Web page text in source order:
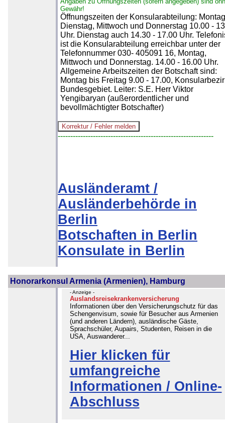
Gewähr!
Öffnungszeiten der Konsularabteilung:
Dienstag, Mittwoch und Donnerstag 10.00 -
Uhr. Dienstag auch 14.30 - 17.00 Uhr.
ist die Konsularabteilung erreichbar unter der
Telefonnummer 030- 405091 16, Montag,
Mittwoch und Donnerstag. 14.00 - 16.00 Uhr.
Allgemeine Arbeitszeiten der Botschaft sind:
Montag bis Freitag 9.00 - 17.00,
Bundesgebiet. Leiter: S.E. Herr Viktor
Yengibaryan (außerordentlicher und
bevollmächtigter Botschafter)
--------------------------------------------------------------
Ausländeramt /
Ausländerbehörde in
Berlin
Botschaften in Berlin
Konsulate in Berlin
Honorarkonsul Armenia (Armenien), Hamburg
- Anzeige -
Auslandsreisekrankenversicherung
Informationen über den Versicherungschutz für das
Schengenvisum, sowie für Besucher aus Armenien
(und anderen Ländern), ausländische Gäste,
Sprachschüler, Aupairs, Studenten, Reisen in die
USA, Auswanderer...
Hier klicken für
umfangreiche
Informationen / Online-
Abschluss